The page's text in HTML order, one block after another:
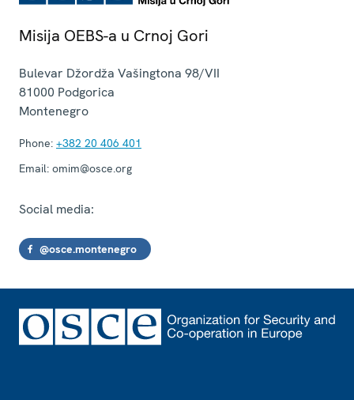
Misija OEBS-a u Crnoj Gori
Bulevar Džordža Vašingtona 98/VII
81000 Podgorica
Montenegro
Phone: +382 20 406 401
Email: omim@osce.org
Social media:
@osce.montenegro